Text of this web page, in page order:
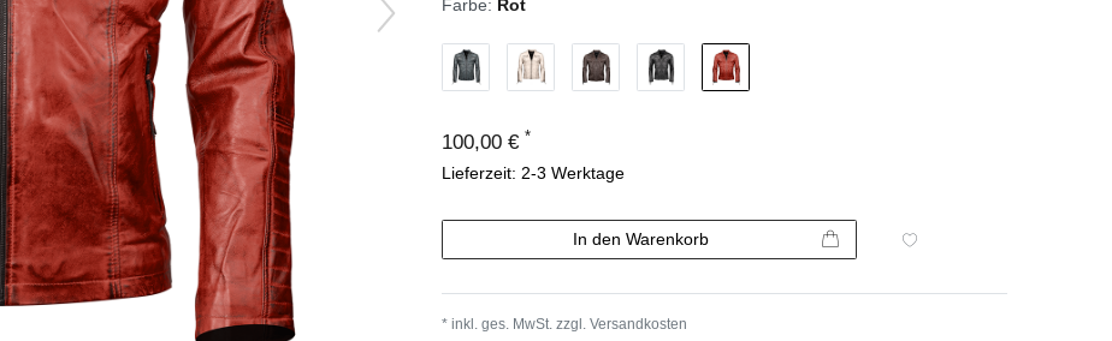
Farbe: Rot
100,00 € *
Lieferzeit: 2-3 Werktage
In den Warenkorb
* inkl. ges. MwSt. zzgl. Versandkosten